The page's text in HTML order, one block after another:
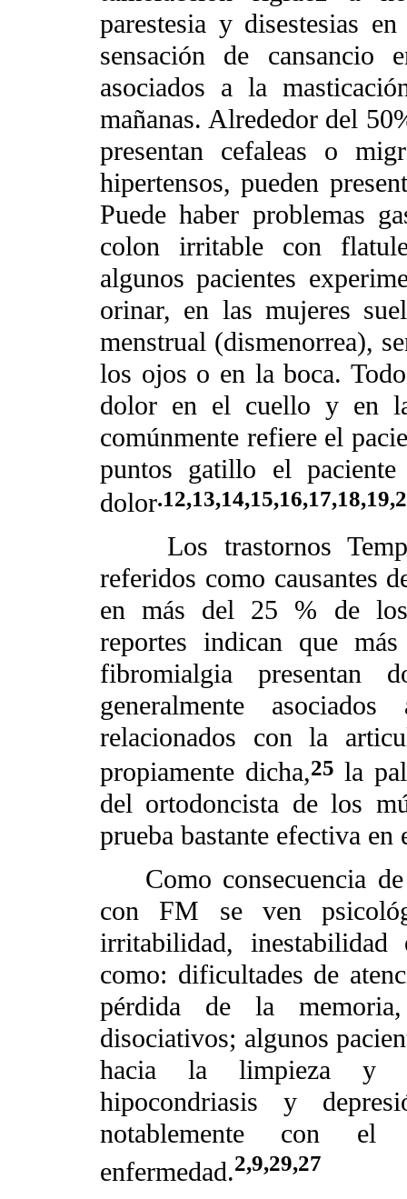
parestesia y disestesias
sensación de
asociados a la
mañanas. Alrededor del
presentan cefaleas o
hipertensos, pueden
Puede haber problemas
colon irritable con
algunos pacientes
orinar, en las mujeres
menstrual (dismenorrea),
los ojos o en la boca.
dolor en el cuello y en
comúnmente refiere el
puntos gatillo el
dolor
Los trastornos
referidos como causantes
en más del 25 % de los
reportes indican que
fibromialgia presentan
generalmente
relacionados con la
propiamente dicha,25 la
del ortodoncista de los
prueba bastante efectiva en
Como consecuencia de
con FM se ven
irritabilidad, inestabilidad
como: dificultades de
pérdida de la
disociativos; algunos
hacia la limpieza y
hipocondriasis y
notablemente con el
enfermedad.2,9,29,27